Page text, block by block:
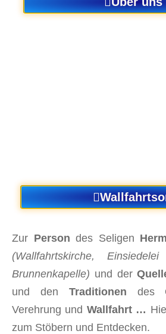
Zur Person des Seligen
(Wallfahrtskirche,
Brunnenkapelle) und der
und den Traditionen des
Verehrung und Wallfahrt …
zum Stöbern und Entdecken.